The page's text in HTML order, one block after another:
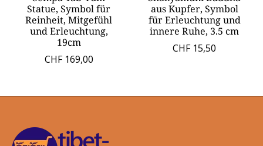
Statue, Symbol für
Reinheit, Mitgefühl
und Erleuchtung,
19cm
CHF 169,00
aus Kupfer, Symbol
für Erleuchtung und
innere Ruhe, 3.5 cm
CHF 15,50